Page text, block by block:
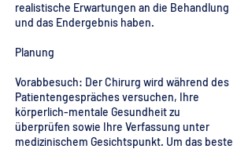
realistische Erwartungen an die Behandlung
und das Endergebnis haben.
Planung
Vorabbesuch: Der Chirurg wird während des
Patientengespräches versuchen, Ihre
körperlich-mentale Gesundheit zu
überprüfen sowie Ihre Verfassung unter
medizinischem Gesichtspunkt. Um das beste